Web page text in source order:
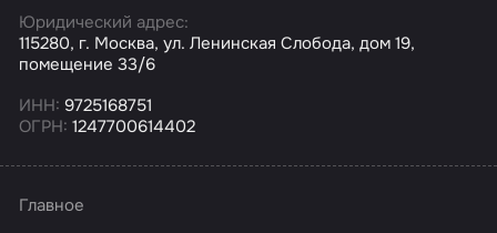
Юридический адрес:
115280, г. Москва, ул. Ленинская Слобода, дом 19,
помещение 33/6
ИНН: 9725168751
ОГРН: 1247700614402
Главное